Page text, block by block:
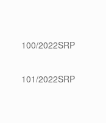
100/2022SRP
101/2022SRP